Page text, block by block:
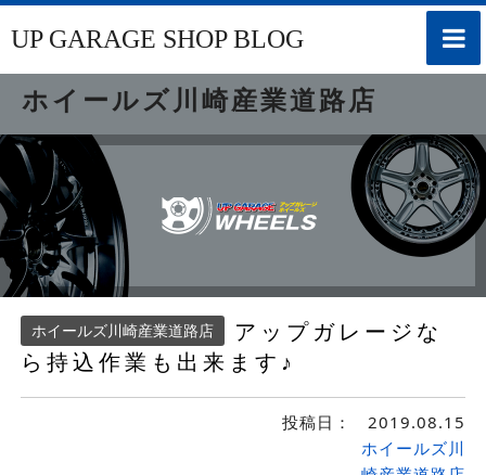
toggle
UP GARAGE SHOP BLOG
ホイールズ川崎産業道路店
ホイールズ川崎産業道路店
アップガレージな
ら持込作業も出来ます♪
投稿日： 2019.08.15
ホイールズ川